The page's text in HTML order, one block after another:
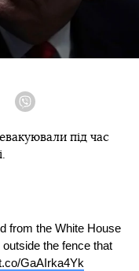
Viber
під час
from the White House
the fence that
GaAIrka4Yk